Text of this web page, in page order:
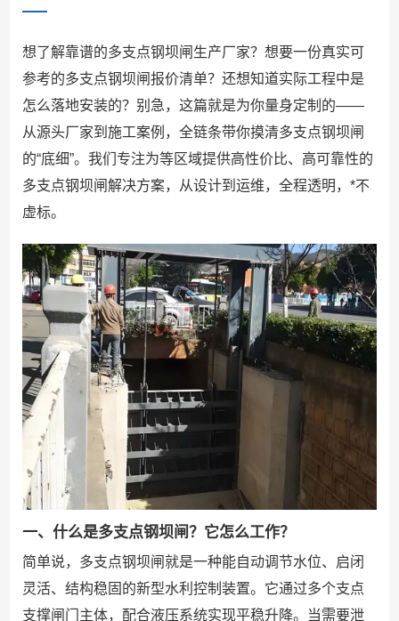
想了解靠谱的多支点钢坝闸生产厂家？想要一份真实可
参考的多支点钢坝闸报价清单？还想知道实际工程中是
怎么落地安装的？别急，这篇就是为你量身定制的——
从源头厂家到施工案例，全链条带你摸清多支点钢坝闸
的“底细”。我们专注为等区域提供高性价比、高可靠性的
多支点钢坝闸解决方案，从设计到运维，全程透明，*不
虚标。
一、什么是多支点钢坝闸？它怎么工作？
简单说，多支点钢坝闸就是一种能自动调节水位、启闭
灵活、结构稳固的新型水利控制装置。它通过多个支点
支撑闸门主体，配合液压系统实现平稳升降。当需要泄